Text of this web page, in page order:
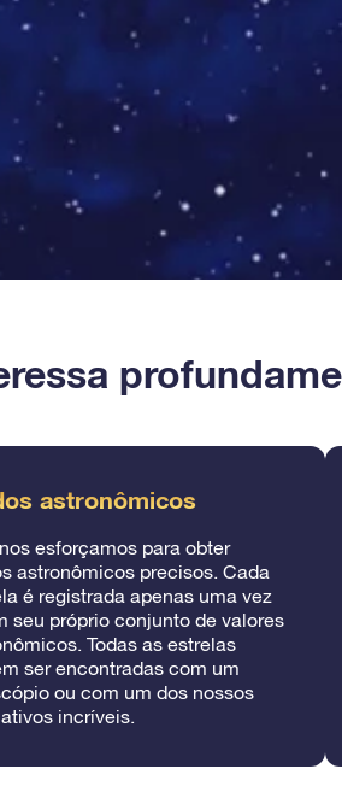
astronômicos
esforçamos para obter
astronômicos precisos. Cada
é registrada apenas uma vez
seu próprio conjunto de valores
Todas as estrelas
ser encontradas com um
ou com um dos nossos
incríveis.